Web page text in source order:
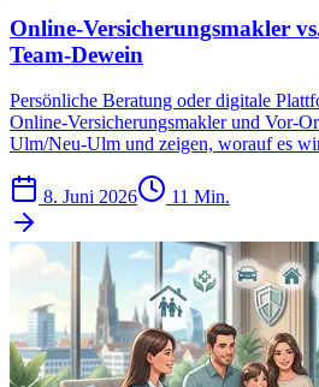
Online-Versicherungsmakler
Team-Dewein
Persönliche Beratung oder digitale
Online-Versicherungsmakler und Vor-
Ulm/Neu-Ulm und zeigen, worauf es
8. Juni 2026 11 Min.